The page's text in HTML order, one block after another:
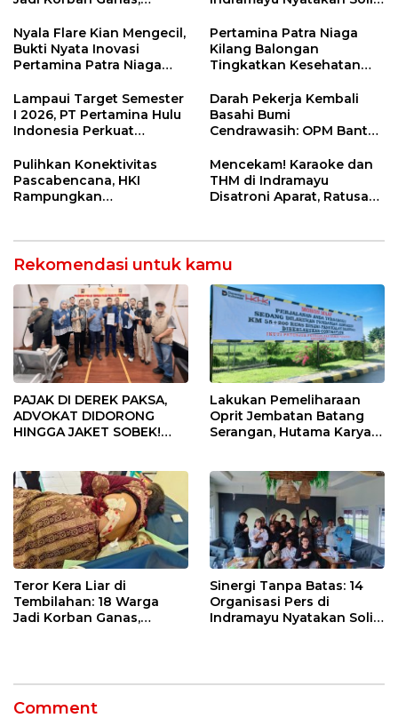
12 Jahitan!
Nyala Flare Kian Mengecil,
Bukti Nyata Inovasi
Pertamina Patra Niaga
Net Zero Emission 2060
Pertamina Patra Niaga
Kilang Balongan
Tingkatkan Kesehatan
Pemeriksaan Kesehatan
Rutin dan Edukasi
Perawatan Gigi
Lampaui Target Semester
I 2026, PT Pertamina Hulu
Indonesia Perkuat
Nasional Lewat Inovasi &
Keselamatan Kerja
Darah Pekerja Kembali
Basahi Bumi
Cendrawasih: OPM Bantai
di Tolikara!
Pulihkan Konektivitas
Pascabencana, HKI
Rampungkan
Mencekam! Karaoke dan
THM di Indramayu
Disatroni Aparat, Ratusan
Rekomendasi untuk kamu
PAJAK DI DEREK PAKSA,
ADVOKAT DIDORONG
HINGGA JAKET SOBEK!
Pekanbaru!
Lakukan Pemeliharaan
Oprit Jembatan Batang
Serangan, Hutama Karya
Teror Kera Liar di
Tembilahan: 18 Warga
Jadi Korban Ganas,
Sinergi Tanpa Batas: 14
Organisasi Pers di
Indramayu Nyatakan Solid
Comment